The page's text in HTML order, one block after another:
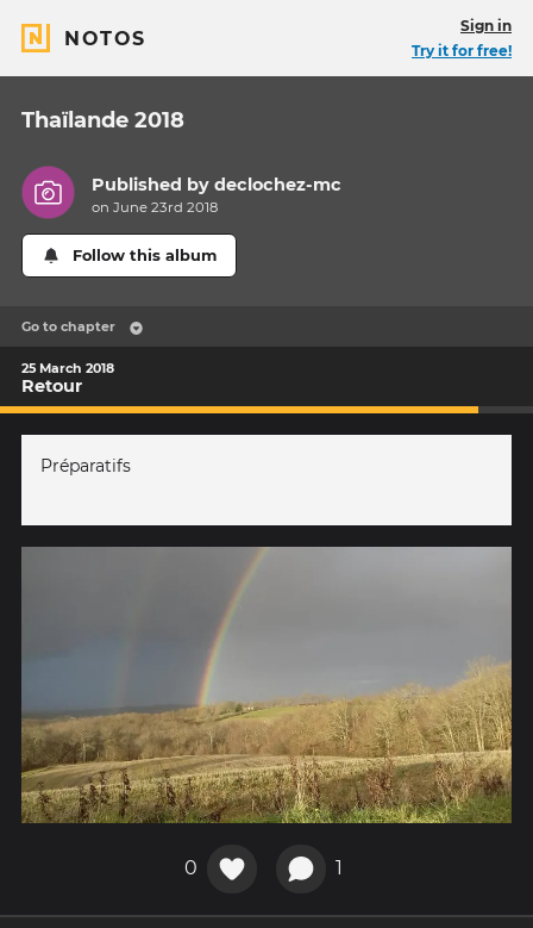
NOTOS
Sign in
Try it for free!
Thaïlande 2018
Published bydeclochez-mc
on June 23rd 2018
Follow this album
Go to chapter
25 March 2018
Retour
Préparatifs
0 1